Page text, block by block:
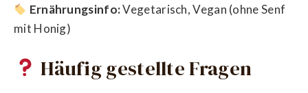
Ernährungsinfo:Vegetarisch, Vegan (ohne Senf
mit Honig)
Häufig gestellte Fragen